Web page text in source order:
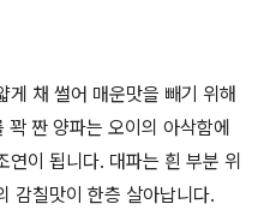
게 채 썰어 매운맛을 빼기 위해
짠 양파는 오이의 아삭함에
이 됩니다. 대파는 흰 부분 위
감칠맛이 한층 살아납니다.